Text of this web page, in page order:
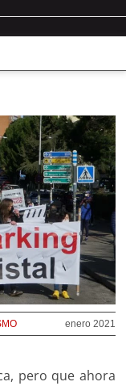
enero 2021
pero que ahora